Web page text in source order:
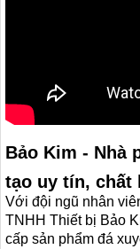
Bảo Kim - Nhà
tạo uy tín, chất
Với đội ngũ nhân
TNHH Thiết bị Bảo
cấp sản phẩm đá